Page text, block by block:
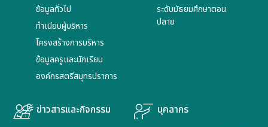
ข้อมูลทั่วไป
ทำเนียบผู้บริหาร
โครงสร้างการบริหาร
ข้อมูลครูและนักเรียน
องค์กรสตรีสมุทรปราการ
ระดับมัธยมศึกษาตอน
ปลาย
ข่าวสารและกิจกรรม บุคลากร